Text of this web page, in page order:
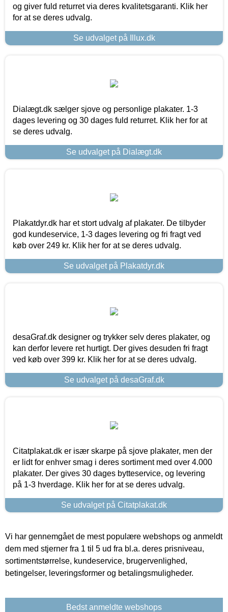
og giver fuld returret via deres kvalitetsgaranti. Klik her
for at se deres udvalg.
Se udvalget på Illux.dk
Dialægt.dk sælger sjove og personlige plakater. 1-3
dages levering og 30 dages fuld returret. Klik her for at
se deres udvalg.
Se udvalget på Dialægt.dk
Plakatdyr.dk har et stort udvalg af plakater. De tilbyder
god kundeservice, 1-3 dages levering og fri fragt ved
køb over 249 kr. Klik her for at se deres udvalg.
Se udvalget på Plakatdyr.dk
desaGraf.dk designer og trykker selv deres plakater, og
kan derfor levere ret hurtigt. Der gives desuden fri fragt
ved køb over 399 kr. Klik her for at se deres udvalg.
Se udvalget på desaGraf.dk
Citatplakat.dk er især skarpe på sjove plakater, men der
er lidt for enhver smag i deres sortiment med over 4.000
plakater. Der gives 30 dages bytteservice, og levering
på 1-3 hverdage. Klik her for at se deres udvalg.
Se udvalget på Citatplakat.dk
Vi har gennemgået de mest populære webshops og anmeldt
dem med stjerner fra 1 til 5 ud fra bl.a. deres prisniveau,
sortimentstørrelse, kundeservice, brugervenlighed,
betingelser, leveringsformer og betalingsmuligheder.
Bedst anmeldte webshops